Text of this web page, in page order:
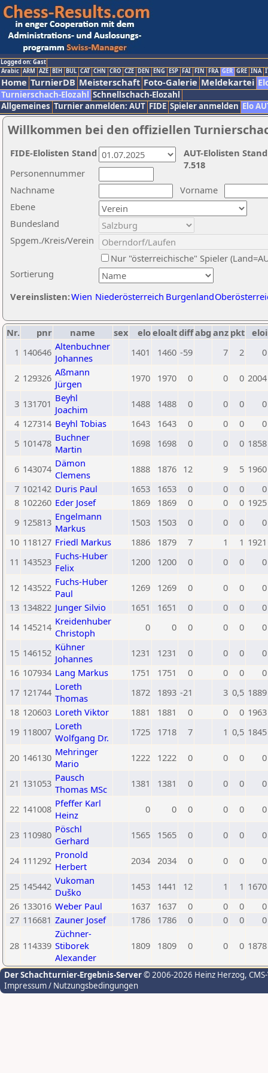
Logged on: Gast
Arabic ARM AZE BIH BUL CAT CHN CRO CZE DEN ENG ESP FAI FIN FRA GER GRE INA
Home TurnierDB Meisterschaft Foto-Galerie Meldekartei
Turnierschach-Elozahl Schnellschach-Elozahl
Allgemeines Turnier anmelden: AUT FIDE Spieler anmelden Elo
Willkommen bei den offiziellen
Nachname
Vorname
Ebene
Sortierung
Personennummer
Bundesland
Spgem./Kreis/Verein
Nur "österreichische" Spieler
Vereinslisten:Wien Niederösterreich Burgenland
AUT-Elolisten
7.518
FIDE-Elolisten Stand
Nr. pnr name sex eloeloaltdiffabg anz pkt eloi
1 140646 Altenbuchner
Johannes
1401 1460 -59 7 2 0
2 129326 Aßmann
Jürgen
1970 1970 0 0 0 2004
3 131701 Beyhl
Joachim
1488 1488 0 0 0
0
4 127314 Beyhl Tobias 1643 1643 0 0 0
0
5 101478 Buchner
Martin
1698 1698 0 0 0 1858
6 143074 Dämon
Clemens
1888 1876 12 9 5 1960
7 102142 Duris Paul 1653 1653 0 0 0
0
8 102260 Eder Josef 1869 1869 0 0 0 1925
9 125813 Engelmann
Markus
1503 1503 0 0 0
0
10 118127 Friedl Markus 1886 1879 7 1 1 1921
11 143523 Fuchs-Huber
Felix
1200 1200 0 0 0 0
12 143522 Fuchs-Huber
Paul
1269 1269 0 0 0
0
13 134822 Junger Silvio 1651 1651 0 0 0
0
14 145214 Kreidenhuber
Christoph
0 0 0 0 0 0
15 146152 Kühner
Johannes
1231 1231 0 0 0
0
16 107934 Lang Markus 1751 1751 0 0 0
0
17 121744 Loreth
Thomas
1872 1893 -21 3 0,5 1889
18 120603 Loreth Viktor 1881 1881 0 0 0 1963
19 118007 Loreth
Wolfgang Dr.
1725 1718 7 1 0,5 1845
20 146130 Mehringer
Mario
1222 1222 0 0 0 0
21 131053 Pausch
Thomas MSc
1381 1381 0 0 0 0
22 141008 Pfeffer Karl
Heinz
0 0 0 0 0 0
23 110980 Pöschl
Gerhard
1565 1565 0 0 0 0
24 111292 Pronold
Herbert
2034 2034 0 0 0 0
25 145442 Vukoman
Duško
1453 1441 12 1 1 1670
26 133016 Weber Paul 1637 1637 0 0 0
0
27 116681 Zauner Josef 1786 1786 0 0 0 0
28 114339
Züchner-
Stiborek
Alexander
1809 1809 0 0 0 1878
Der Schachturnier-Ergebnis-Server© 2006-2026 Heinz Herzog,
Impressum / Nutzungsbedingungen